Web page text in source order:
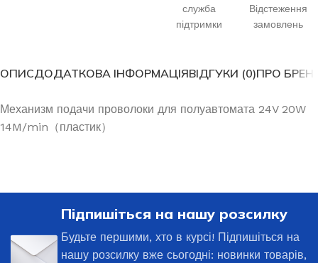
служба
підтримки
Відстеження
замовлень
ОПИСДОДАТКОВА ІНФОРМАЦІЯВІДГУКИ (0)ПРО
Механизм подачи проволоки для полуавтомата 24V 20W
14M/min（пластик）
Підпишіться на нашу розсилку
Будьте першими, хто в курсі! Підпишіться на
нашу розсилку вже сьогодні: новинки товарів,